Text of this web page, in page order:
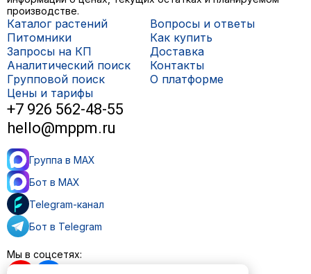
производстве.
Каталог растений
Питомники
Запросы на КП
Аналитический поиск
Групповой поиск
Цены и тарифы
Вопросы и ответы
Как купить
Доставка
Контакты
О платформе
+7 926 562-48-55
hello@mppm.ru
Группа в MAX
Бот в MAX
Telegram-канал
Бот в Telegram
Мы в соцсетях: